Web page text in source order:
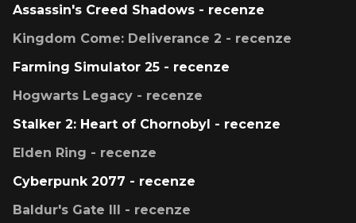
Assassin's Creed Shadows - recenze
Kingdom Come: Deliverance 2 - recenze
Farming Simulator 25 - recenze
Hogwarts Legacy - recenze
Stalker 2: Heart of Chornobyl - recenze
Elden Ring - recenze
Cyberpunk 2077 - recenze
Baldur's Gate III - recenze